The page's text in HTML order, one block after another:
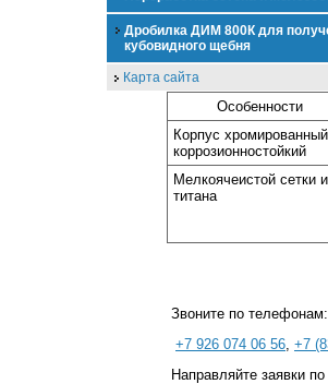
Дробилка ДИМ 800К для
кубовидного щебня
Карта сайта
Особенности
Корпус хромированный
коррозионностойкий
Мелкоячеистой сетки
титана
Звоните по телефонам:
+7 926 074 06 56, +7
Направляйте заявки